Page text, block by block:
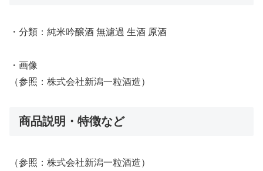
・分類：純米吟醸酒 無濾過 生酒 原酒
・画像
（参照：株式会社新潟一粒酒造）
商品説明・特徴など
（参照：株式会社新潟一粒酒造）